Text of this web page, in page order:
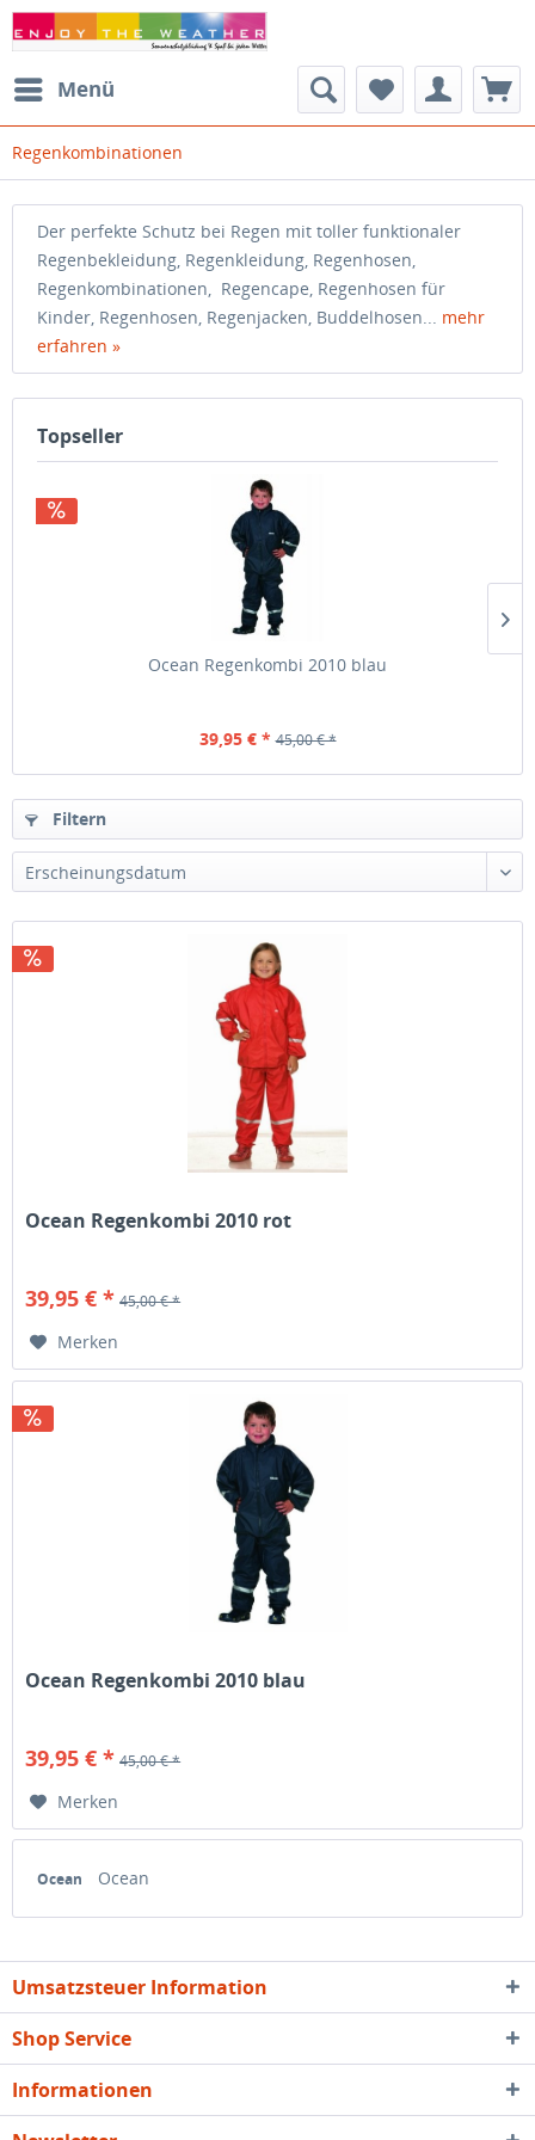
Menü
Regenkombinationen
Der perfekte Schutz bei Regen mit toller funktionaler
Regenbekleidung, Regenkleidung, Regenhosen,
Regenkombinationen, Regencape, Regenhosen für
Kinder, Regenhosen, Regenjacken, Buddelhosen... mehr
erfahren »
Topseller
Ocean Regenkombi 2010 blau
39,95 € * 45,00 € *
Filtern
Ocean Regenkombi 2010 rot
39,95 € * 45,00 € *
Merken
Ocean Regenkombi 2010 blau
39,95 € * 45,00 € *
Merken
Ocean Ocean
Umsatzsteuer Information
Shop Service
Informationen